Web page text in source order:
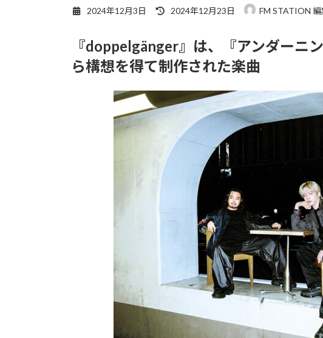
2024年12月3日
最
新
日
時
2024年12月23日 FM STATION 編
『doppelgänger』は、『アンダーニ
ら構想を得て制作された楽曲